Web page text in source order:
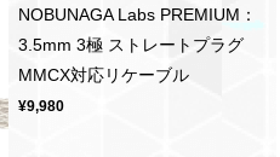
NOBUNAGA Labs PREMIUM：
3.5mm 3極 ストレートプラグ
MMCX対応リケーブル
¥9,980